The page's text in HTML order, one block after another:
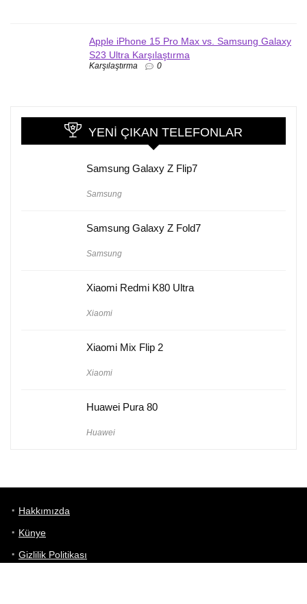
Apple iPhone 15 Pro Max vs. Samsung Galaxy
S23 Ultra Karşılaştırma
Karşılaştırma 0
YENI ÇIKAN TELEFONLAR
Samsung Galaxy Z Flip7
Samsung
Samsung Galaxy Z Fold7
Samsung
Xiaomi Redmi K80 Ultra
Xiaomi
Xiaomi Mix Flip 2
Xiaomi
Huawei Pura 80
Huawei
Hakkımızda
Künye
Gizlilik Politikası